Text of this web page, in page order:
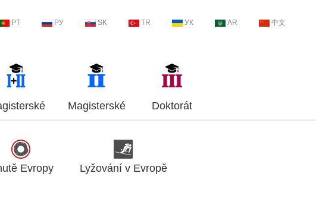
PT РУ SK TR УК AR 中文
Magisterské Doktorát
Evropy Lyžování v Evropě